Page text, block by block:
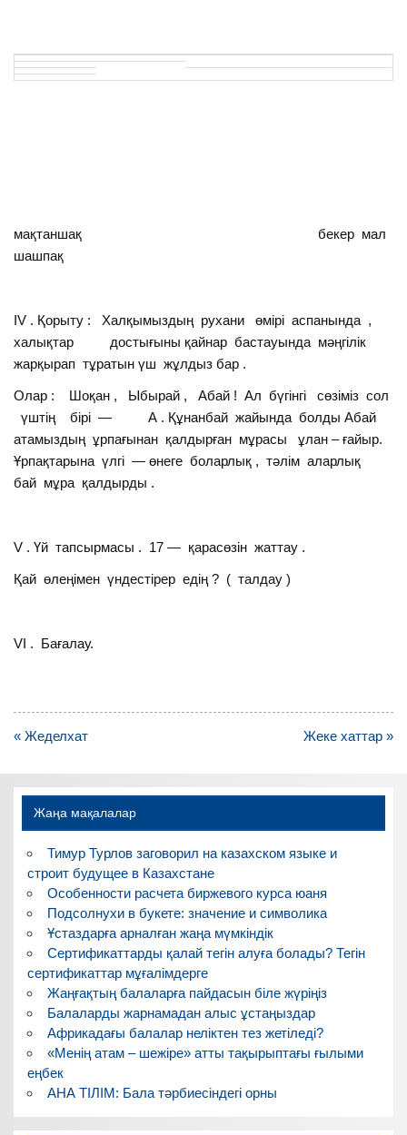
мақтаншақ бекер мал
шашпақ
ІV . Қорыту : Халқымыздың рухани өмірі аспанында ,
халықтар достығыны қайнар бастауында мәңгілік
жарқырап тұратын үш жұлдыз бар .
Олар : Шоқан , Ыбырай , Абай ! Ал бүгінгі сөзіміз сол
үштің бірі — А . Құнанбай жайында болды Абай
атамыздың ұрпағынан қалдырған мұрасы ұлан – ғайыр.
Ұрпақтарына үлгі — өнеге боларлық , тәлім аларлық
бай мұра қалдырды .
V . Үй тапсырмасы . 17 — қарасөзін жаттау .
Қай өлеңімен үндестірер едің ? ( талдау )
VІ . Бағалау.
Навигация
записям
« Жеделхат Жеке хаттар »
Жаңа мақалалар
Тимур Турлов заговорил на казахском языке и
строит будущее в Казахстане
Особенности расчета биржевого курса юаня
Подсолнухи в букете: значение и символика
Ұстаздарға арналған жаңа мүмкіндік
Сертификаттарды қалай тегін алуға болады? Тегін
сертификаттар мұғалімдерге
Жаңғақтың балаларға пайдасын біле жүріңіз
Балаларды жарнамадан алыс ұстаңыздар
Африкадағы балалар неліктен тез жетіледі?
«Менің атам – шежіре» атты тақырыптағы ғылыми
еңбек
АНА ТІЛІМ: Бала тәрбиесіндегі орны